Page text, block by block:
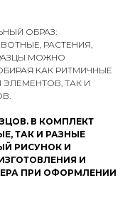
ОБРАЗ:
РАСТЕНИЯ,
МОЖНО
КАК РИТМИЧНЫЕ
ТАК И
В КОМПЛЕКТ
ТАК И РАЗНЫЕ
РИСУНОК И
И
ПРИ ОФОРМЛЕНИИ